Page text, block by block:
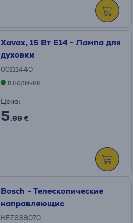
Xavax, 15 Вт E14 - Лампа для
духовки
00111440
в наличии
Цена:
5.99 €
Bosch - Телескопические
направляющие
HEZ638070